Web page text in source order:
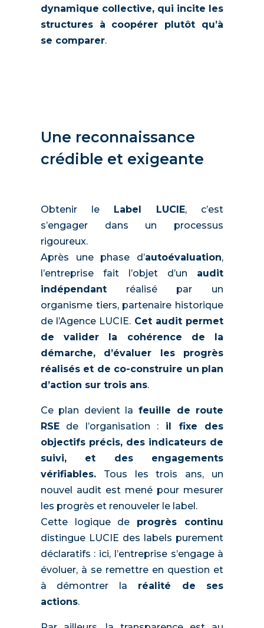
dynamique collective, qui incite les
structures à coopérer plutôt qu’à
se comparer.
Une reconnaissance
crédible et exigeante
Obtenir le Label LUCIE, c’est
s’engager dans un processus
rigoureux.
Après une phase d’autoévaluation,
l’entreprise fait l’objet d’un audit
indépendantréalisé par un
organisme tiers, partenaire historique
de l’Agence LUCIE. Cet audit permet
de valider la cohérence de la
démarche, d’évaluer les progrès
réalisés et de co-construire un plan
d’action sur trois ans.
Ce plan devient lafeuille de route
RSEde l’organisation : il fixe des
objectifs précis, des indicateurs de
suivi, et des engagements
vérifiables.Tous les trois ans, un
nouvel audit est mené pour mesurer
les progrès et renouveler le label.
Cette logique de progrès continu
distingue LUCIE des labels purement
déclaratifs : ici, l’entreprise s’engage à
évoluer, à se remettre en question et
à démontrer la réalité de ses
actions.